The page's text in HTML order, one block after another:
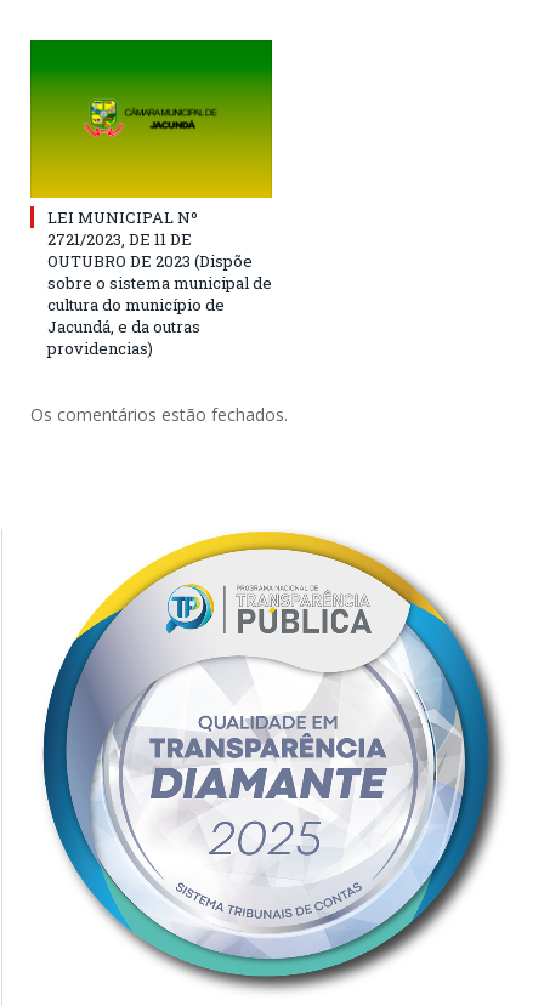
LEI MUNICIPAL Nº
2721/2023, DE 11 DE
OUTUBRO DE 2023 (Dispõe
sobre o sistema municipal de
cultura do município de
Jacundá, e da outras
providencias)
Os comentários estão fechados.